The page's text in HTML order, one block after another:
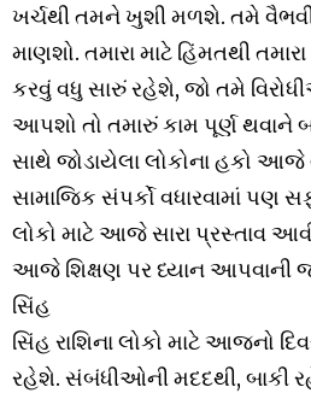
ખર્ચથી તમને ખુશી મળશે. તમે
માણશો. તમારા માટે હિંમતથી
કરવું વધુ સારું રહેશે, જો તમે
આપશો તો તમારું કામ પૂર્ણ થવાને
સાથે જોડાયેલા લોકોના હકો
સામાજિક સંપર્કો વધારવામાં પણ
લોકો માટે આજે સારા પ્રસ્તાવ
આજે ​​શિક્ષણ પર ધ્યાન આપવાની
સિંહ
સિંહ રાશિના લોકો માટે આજનો
રહેશે. સંબંધીઓની મદદથી, બાકી